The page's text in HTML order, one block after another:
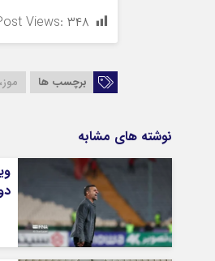
Views: ۳۴۸
برچسب ها
نوشته های مشابه